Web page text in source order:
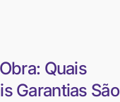
Quais
Garantias São